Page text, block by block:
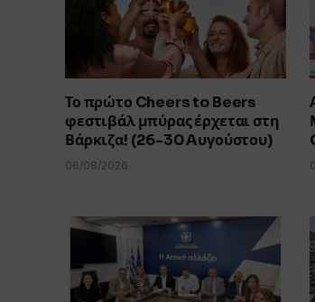
Το πρώτο Cheers to Beers
φεστιβάλ μπύρας έρχεται στη
Βάρκιζα! (26-30 Aυγούστου)
06/08/2026